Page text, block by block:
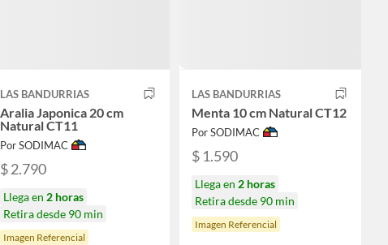
LAS BANDURRIAS
Aralia Japonica 20 cm
Natural CT11
Por SODIMAC
$ 2.790
Llega en 2 horas
Retira desde 90 min
Imagen Referencial
LAS BANDURRIAS
Menta 10 cm Natural CT12
Por SODIMAC
$ 1.590
Llega en 2 horas
Retira desde 90 min
Imagen Referencial